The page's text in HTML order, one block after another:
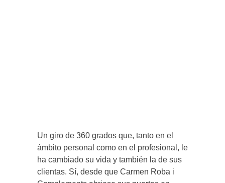
Un giro de 360 grados que, tanto en el
ámbito personal como en el profesional, le
ha cambiado su vida y también la de sus
clientas. Sí, desde que Carmen Roba i